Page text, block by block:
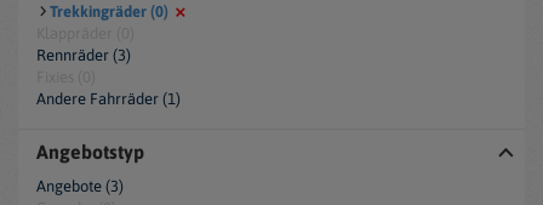
Trekkingräder (0)
Rennräder (3)
Andere Fahrräder (1)
Angebotstyp
Angebote (3)